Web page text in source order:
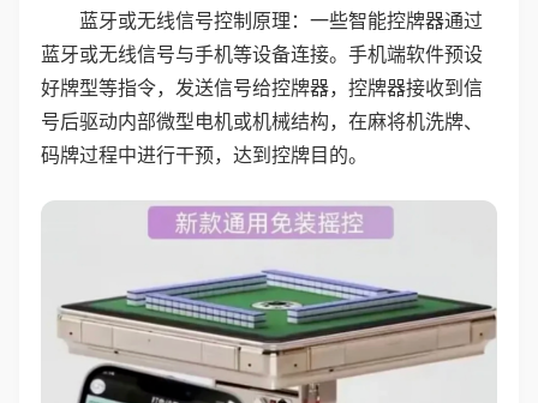
蓝牙或无线信号控制原理：一些智能控牌器通过
蓝牙或无线信号与手机等设备连接。手机端软件预设
好牌型等指令，发送信号给控牌器，控牌器接收到信
号后驱动内部微型电机或机械结构，在麻将机洗牌、
码牌过程中进行干预，达到控牌目的。